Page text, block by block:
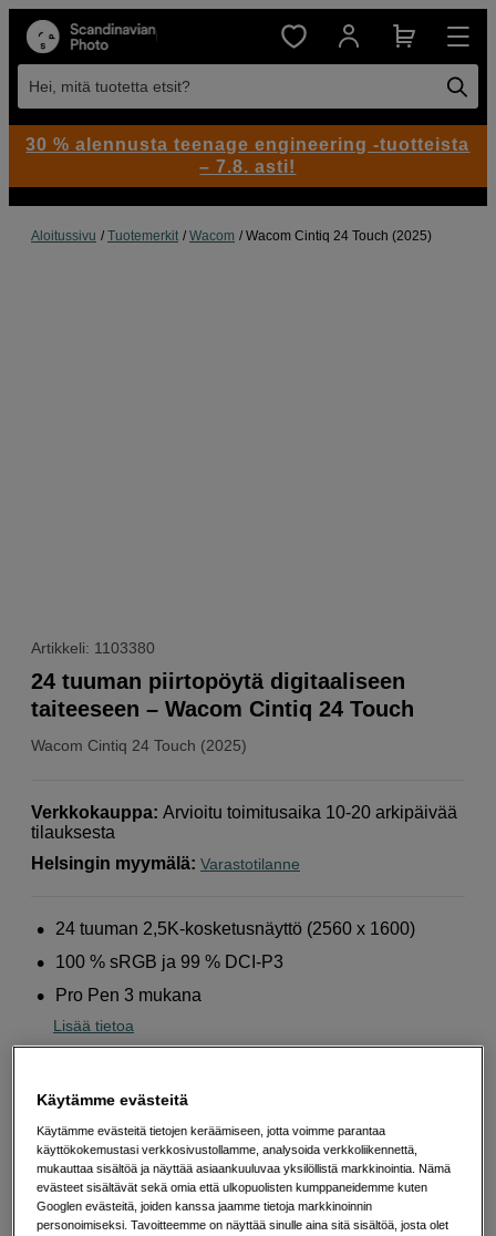
Hei, mitä tuotetta etsit?
Aloitussivu Tuotemerkit Wacom Wacom Cintiq 24 Touch (2025)
Artikkeli: 1103380
Wacom Cintiq 24 Touch (2025)
24 tuuman piirtopöytä digitaaliseen
taiteeseen – Wacom Cintiq 24 Touch
Verkkokauppa: Arvioitu toimitusaika 10-20 arkipäivää
tilauksesta
Helsingin myymälä: Varastotilanne
24 tuuman 2,5K-kosketusnäyttö (2560 x 1600)
100 % sRGB ja 99 % DCI-P3
Pro Pen 3 mukana
Lisää tietoa
1 769 EUR
Määrä
Lisää ostoskoriin
30 % alennusta teenage engineering -tuotteista
– 7.8. asti!
Käytämme evästeitä
Käytämme evästeitä tietojen keräämiseen, jotta voimme parantaa
käyttökokemustasi verkkosivustollamme, analysoida verkkoliikennettä,
mukauttaa sisältöä ja näyttää asiaankuuluvaa yksilöllistä markkinointia. Nämä
evästeet sisältävät sekä omia että ulkopuolisten kumppaneidemme kuten
Googlen evästeitä, joiden kanssa jaamme tietoja markkinoinnin
personoimiseksi. Tavoitteemme on näyttää sinulle aina sitä sisältöä, josta olet